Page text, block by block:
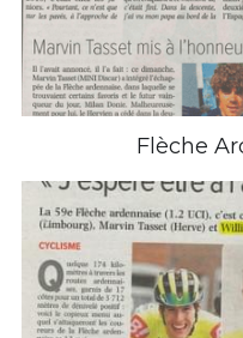
Flèche